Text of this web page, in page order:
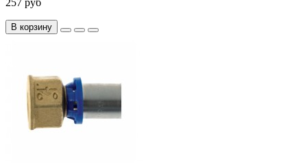
257 руб
В корзину